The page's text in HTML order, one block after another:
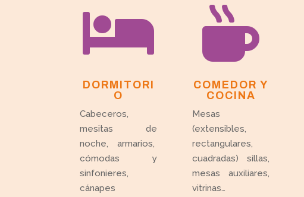

DORMITORI
O
Cabeceros,
mesitas de
noche, armarios,
cómodas y
sinfonieres,
cánapes

COMEDOR Y
COCINA
Mesas
(extensibles,
rectangulares,
cuadradas) sillas,
mesas auxiliares,
vitrinas…